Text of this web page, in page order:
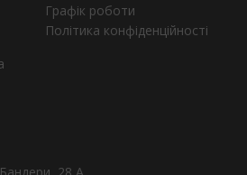
Графік роботи
Політика конфіденційності